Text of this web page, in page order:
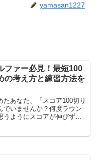
yamasan1227
ファー必見！最短100
の考え方と練習方法を
たあなた、「スコア100切り
でいませんか？何度ラウン
うようにスコアが伸びず、